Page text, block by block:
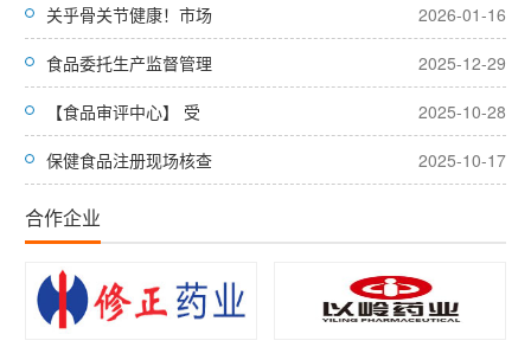
关乎骨关节健康！市场 2026-01-16
食品委托生产监督管理 2025-12-29
【食品审评中心】 受 2025-10-28
保健食品注册现场核查 2025-10-17
合作企业